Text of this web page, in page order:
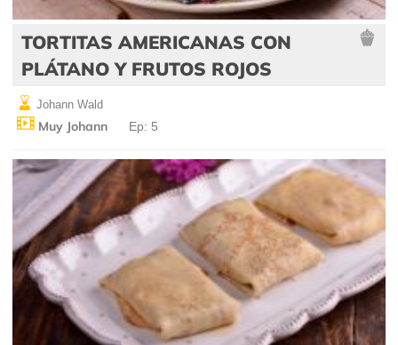
TORTITAS AMERICANAS CON
PLÁTANO Y FRUTOS ROJOS
Johann Wald
Muy Johann Ep: 5